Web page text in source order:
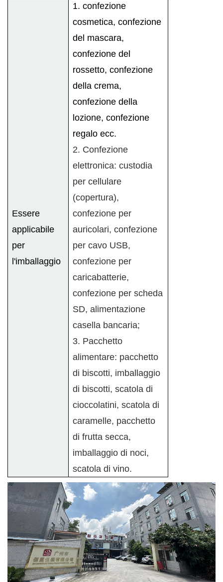
Essere
applicabile
per
l'imballaggio
1. confezione
cosmetica, confezione
del mascara,
confezione del
rossetto, confezione
della crema,
confezione della
lozione, confezione
regalo ecc.
2. Confezione
elettronica: custodia
per cellulare
(copertura),
confezione per
auricolari, confezione
per cavo USB,
confezione per
caricabatterie,
confezione per scheda
SD, alimentazione
casella bancaria;
3. Pacchetto
alimentare: pacchetto
di biscotti, imballaggio
di biscotti, scatola di
cioccolatini, scatola di
caramelle, pacchetto
di frutta secca,
imballaggio di noci,
scatola di vino.